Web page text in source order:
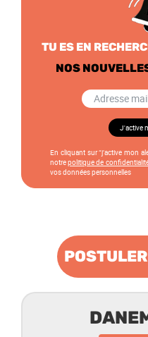
TU ES EN
NOS
En cliquant sur “j’active mon
notrepolitique de
vos données personnelles